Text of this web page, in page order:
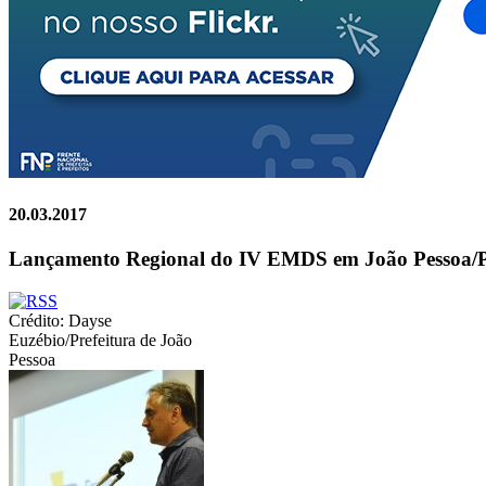
20.03.2017
Lançamento Regional do IV EMDS em João Pessoa/
Crédito: Dayse
Euzébio/Prefeitura de João
Pessoa